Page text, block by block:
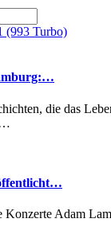
die das
Konzerte Adam